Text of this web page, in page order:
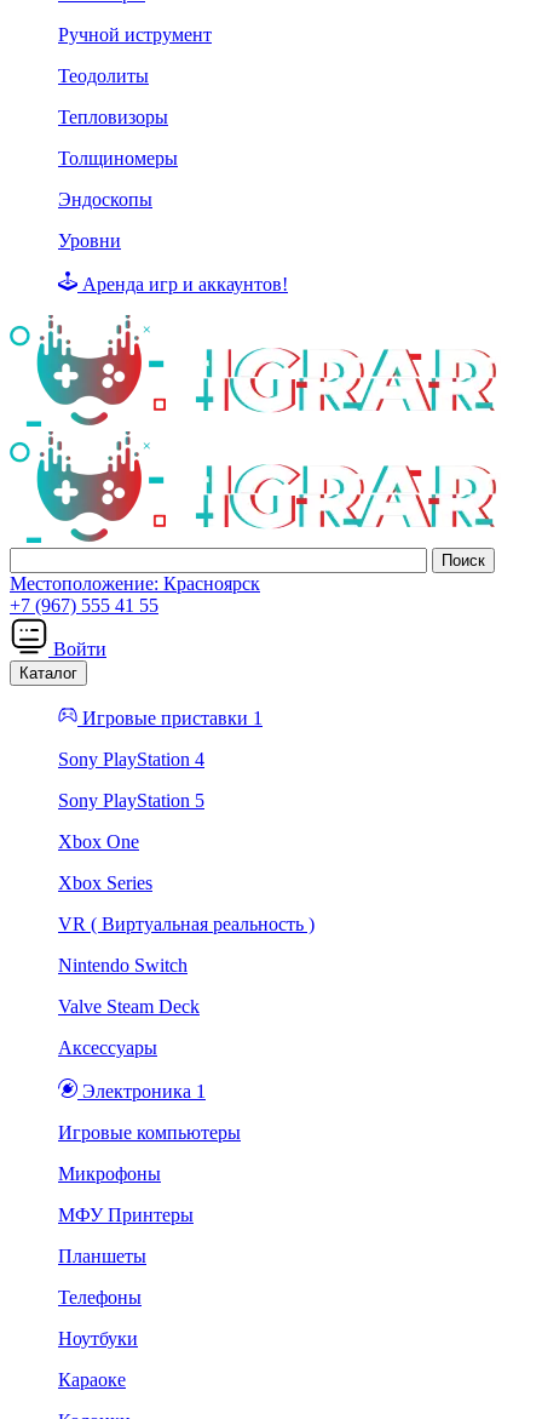
Ручной иструмент
Теодолиты
Тепловизоры
Толщиномеры
Эндоскопы
Уровни
Аренда игр и аккаунтов!
Местоположение: Красноярск
+7 (967) 555 41 55
Войти
Каталог
Игровые приставки 1
Sony PlayStation 4
Sony PlayStation 5
Xbox One
Xbox Series
VR ( Виртуальная реальность )
Nintendo Switch
Valve Steam Deck
Аксессуары
Электроника 1
Игровые компьютеры
Микрофоны
МФУ Принтеры
Планшеты
Телефоны
Ноутбуки
Караоке